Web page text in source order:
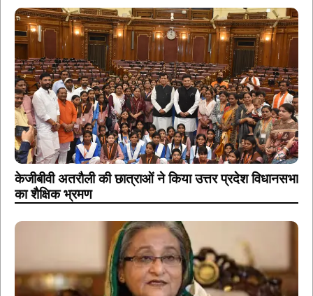
केजीबीवी अतरौली की छात्राओं ने किया उत्तर प्रदेश विधानसभा
का शैक्षिक भ्रमण